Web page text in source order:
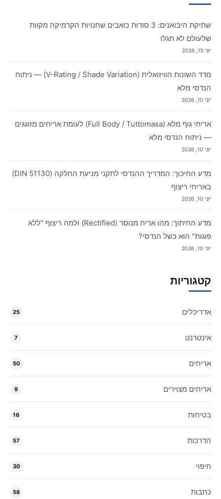
שתיקת היבואנים: 3 סודות כואבים שחנויות הקרמיקה מקוות
שלעולם לא תגלו
יוני 15, 2026
מדד השונות הוויזואלית (V-Rating / Shade Variation) — ניתוח
הנדסי מלא
יוני 10, 2026
אריחי גוף מלא (Full Body / Tuttomasa) לעומת אריחים מזוגגים
— ניתוח הנדסי מלא
יוני 10, 2026
מדע החיכוך: המדריך ההנדסי לתקני מניעת החלקה (DIN 51130)
באריחי ריצוף
יוני 10, 2026
מדע החיתוך: מהו אריח מנוסר (Rectified) ולמה ריצוף "ללא
פוגות" הוא כשל הנדסי?
יוני 10, 2026
קטגוריות
אדריכלים 25
אינטרנט 7
אריחים 50
אריחים מצוירים 9
בטיחות 16
הדרכות 57
חיפוי 30
כתבות 58